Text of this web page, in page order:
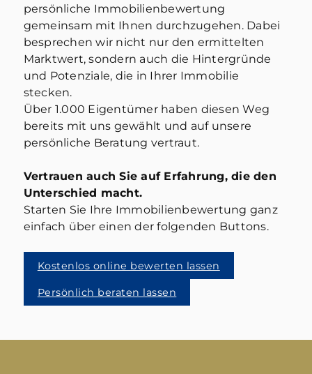
Vermeidung von Fehlverkäufen
Sichern Sie sich ab! Verhindern
Sie, dass Sie Ihre Immobilie
unter Wert verkaufen
Angaben zu Ihrer Immobilie
Art der Immobilie
Baujahr
renovierungsbedürftig
gepflegt
persönliche Immobilienbewertung
gemeinsam mit Ihnen durchzugehen. Dabei
besprechen wir nicht nur den ermittelten
Marktwert, sondern auch die Hintergründe
und Potenziale, die in Ihrer Immobilie
stecken.
Über 1.000 Eigentümer haben diesen Weg
bereits mit uns gewählt und auf unsere
persönliche Beratung vertraut.
Vertrauen auch Sie auf Erfahrung, die den
Unterschied macht.
Starten Sie Ihre Immobilienbewertung ganz
einfach über einen der folgenden Buttons.
Kostenlos online bewerten lassen
Persönlich beraten lassen